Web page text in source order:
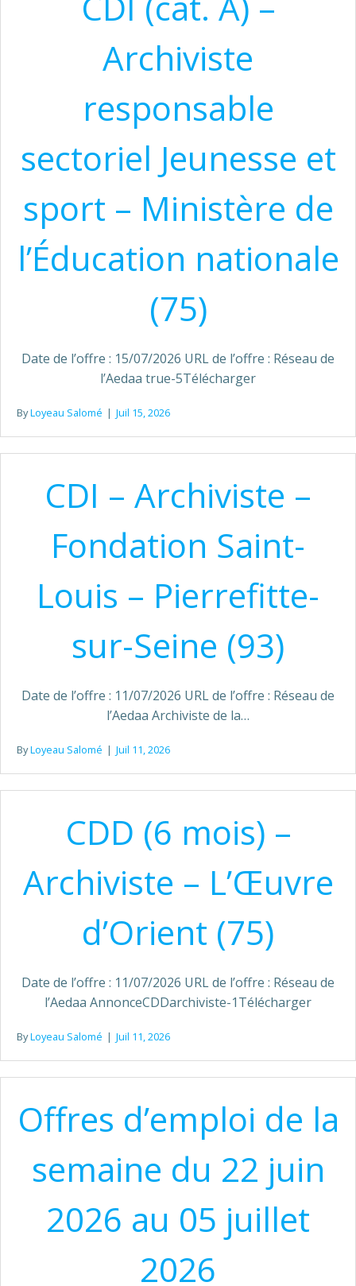
Archiviste
responsable
sectoriel Jeunesse et
sport – Ministère de
l’Éducation nationale
(75)
Date de l’offre : 15/07/2026 URL de l’offre : Réseau de
l’Aedaa true-5Télécharger
ByLoyeau Salomé | Juil 15, 2026
CDI – Archiviste –
Fondation Saint-
Louis – Pierrefitte-
sur-Seine (93)
Date de l’offre : 11/07/2026 URL de l’offre : Réseau de
l’Aedaa Archiviste de la…
ByLoyeau Salomé | Juil 11, 2026
CDD (6 mois) –
Archiviste – L’Œuvre
d’Orient (75)
Date de l’offre : 11/07/2026 URL de l’offre : Réseau de
l’Aedaa AnnonceCDDarchiviste-1Télécharger
ByLoyeau Salomé | Juil 11, 2026
Offres d’emploi de la
semaine du 22 juin
2026 au 05 juillet
2026